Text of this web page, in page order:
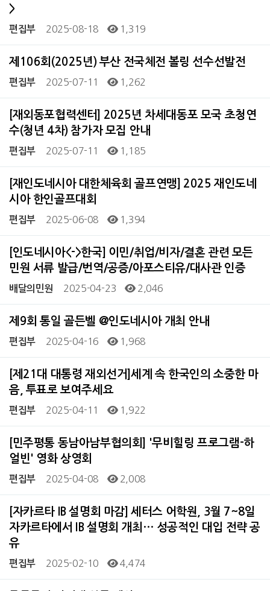
>
편집부 2025-08-18 1,319
제106회(2025년) 부산 전국체전 볼링 선수선발전
편집부 2025-07-11 1,262
[재외동포협력센터] 2025년 차세대동포 모국 초청연
수(청년 4차) 참가자 모집 안내
편집부 2025-07-11 1,185
[재인도네시아 대한체육회 골프연맹] 2025 재인도네
시아 한인골프대회
편집부 2025-06-08 1,394
[인도네시아<->한국] 이민/취업/비자/결혼 관련 모든
민원 서류 발급/번역/공증/아포스티유/대사관 인증
배달의민원 2025-04-23 2,046
제9회 통일 골든벨 @인도네시아 개최 안내
편집부 2025-04-16 1,968
[제21대 대통령 재외선거]세계 속 한국인의 소중한 마
음, 투표로 보여주세요
편집부 2025-04-11 1,922
[민주평통 동남아남부협의회] '무비힐링 프로그램-하
얼빈' 영화 상영회
편집부 2025-04-08 2,008
[자카르타 IB 설명회 마감] 세터스 어학원, 3월 7~8일
자카르타에서 IB 설명회 개최… 성공적인 대입 전략 공
유
편집부 2025-02-10 4,474